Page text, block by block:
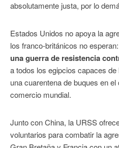
absolutamente justa, por lo
Estados Unidos no apoya la
los franco-británicos no esperan:
una guerra de resistencia
a todos los egipcios capaces
una cuarentena de buques en
comercio mundial.
Junto con China, la URSS
voluntarios para combatir la